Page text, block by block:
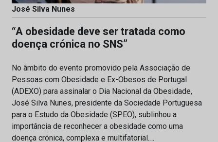
José Silva Nunes
“A obesidade deve ser tratada como
doença crónica no SNS”
No âmbito do evento promovido pela Associação de
Pessoas com Obesidade e Ex-Obesos de Portugal
(ADEXO) para assinalar o Dia Nacional da Obesidade,
José Silva Nunes, presidente da Sociedade Portuguesa
para o Estudo da Obesidade (SPEO), sublinhou a
importância de reconhecer a obesidade como uma
doença crónica, complexa e multifatorial.…